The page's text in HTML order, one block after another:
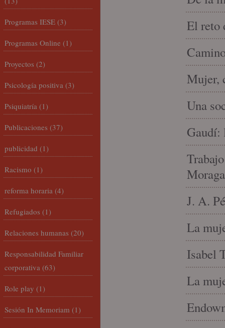
El reto
Mujer,
Una
Gaudí:
J. A.
La
Isabel
La
Programas IESE (3)
Programas Online (1)
Proyectos (2)
Psicología positiva (3)
Psiquiatría (1)
Publicaciones (37)
publicidad (1)
Racismo (1)
reforma horaria (4)
Refugiados (1)
Relaciones humanas (20)
Responsabilidad Familiar
corporativa (63)
Role play (1)
Sesión In Memoriam (1)